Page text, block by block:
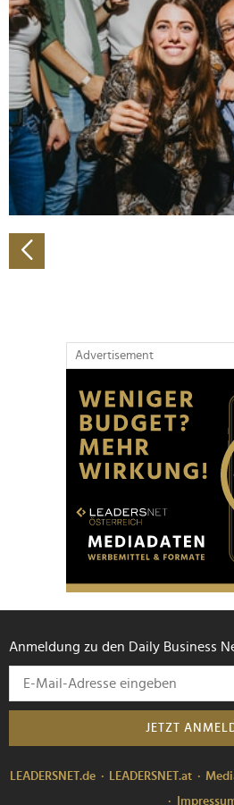
Abschnitt Einzelheiten
fest.
Wir verwenden Cookies, um
personalisieren, Funktionen für
zu können und die Zugriffe auf
analysieren. Außerdem geben wir
Verwendung unserer Website an
soziale Medien, Werbung und
Partner führen diese
weiteren Daten zusammen, die
gesammelt haben.
Advertisement
Anmeldung zu den Daily Business
JETZT
LEADERSNET.de LEADERSNET.at